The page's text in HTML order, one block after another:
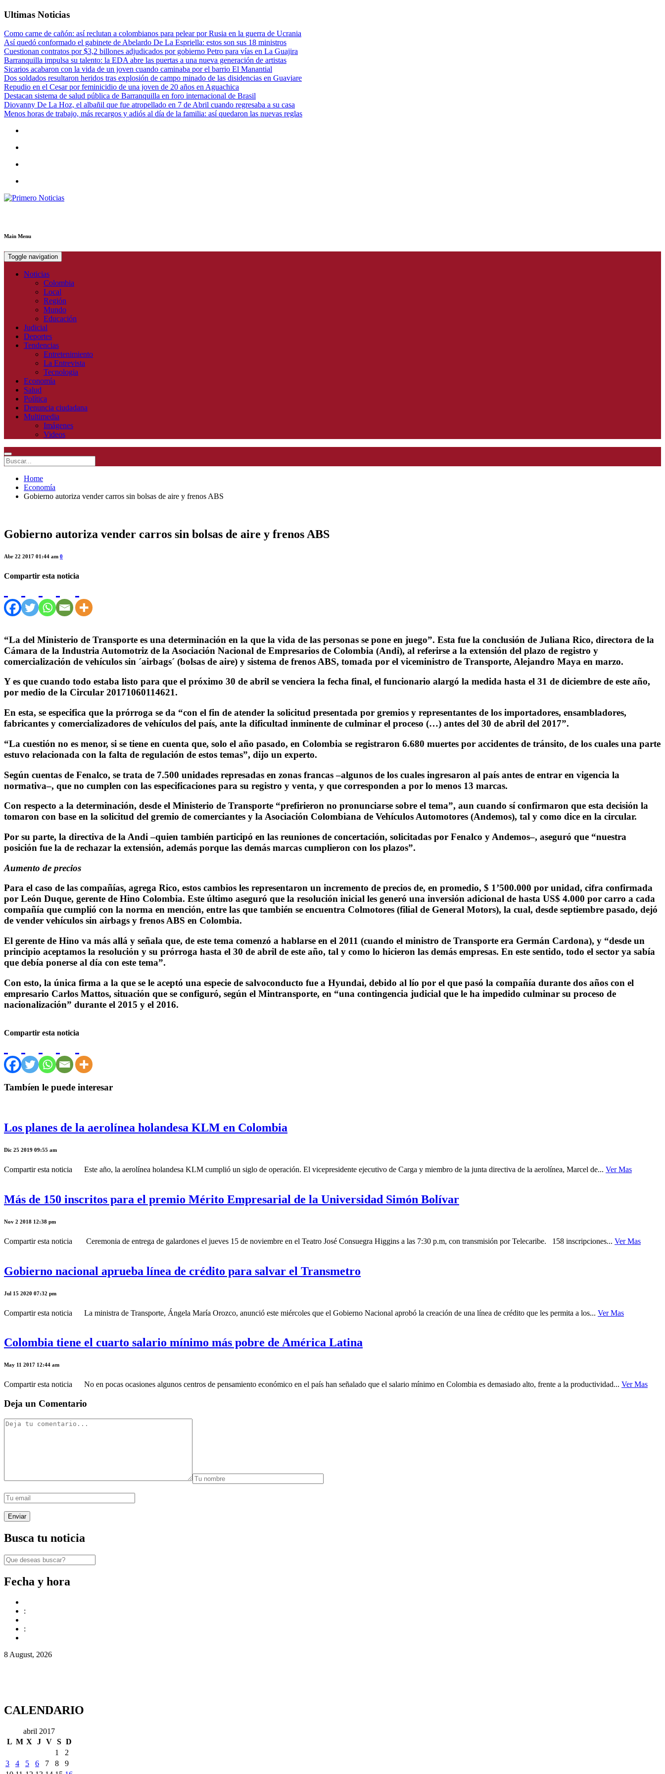
Ultimas Noticias
Como carne de cañón: así reclutan a colombianos para pelear por Rusia en la guerra de Ucrania
Así quedó conformado el gabinete de Abelardo De La Espriella: estos son sus 18 ministros
Cuestionan contratos por $3,2 billones adjudicados por gobierno Petro para vías en La Guajira
Barranquilla impulsa su talento: la EDA abre las puertas a una nueva generación de artistas
Sicarios acabaron con la vida de un joven cuando caminaba por el barrio El Manantial
Dos soldados resultaron heridos tras explosión de campo minado de las disidencias en Guaviare
Repudio en el Cesar por feminicidio de una joven de 20 años en Aguachica
Destacan sistema de salud pública de Barranquilla en foro internacional de Brasil
Diovanny De La Hoz, el albañil que fue atropellado en 7 de Abril cuando regresaba a su casa
Menos horas de trabajo, más recargos y adiós al día de la familia: así quedaron las nuevas reglas
Main Menu
Toggle navigation
Noticias
Colombia
Local
Región
Mundo
Educación
Judicial
Deportes
Tendencias
Entretenimiento
La Entrevista
Tecnologia
Economía
Salud
Política
Denuncia ciudadana
Multimedia
Imágenes
Videos
Home
Economía
Gobierno autoriza vender carros sin bolsas de aire y frenos ABS
Gobierno autoriza vender carros sin bolsas de aire y frenos ABS
Abr 22 2017 01:44 am 0
Compartir esta noticia
“La del Ministerio de Transporte es una determinación en la que la vida de las personas se pone en juego”. Esta fue la conclusión de Juliana Rico, directora de la
Cámara de la Industria Automotriz de la Asociación Nacional de Empresarios de Colombia (Andi), al referirse a la extensión del plazo de registro y
comercialización de vehículos sin ´airbags´ (bolsas de aire) y sistema de frenos ABS, tomada por el viceministro de Transporte, Alejandro Maya en marzo.
Y es que cuando todo estaba listo para que el próximo 30 de abril se venciera la fecha final, el funcionario alargó la medida hasta el 31 de diciembre de este año,
por medio de la Circular 20171060114621.
En esta, se especifica que la prórroga se da “con el fin de atender la solicitud presentada por gremios y representantes de los importadores, ensambladores,
fabricantes y comercializadores de vehículos del país, ante la dificultad inminente de culminar el proceso (…) antes del 30 de abril del 2017”.
“La cuestión no es menor, si se tiene en cuenta que, solo el año pasado, en Colombia se registraron 6.680 muertes por accidentes de tránsito, de los cuales una parte
estuvo relacionada con la falta de regulación de estos temas”, dijo un experto.
Según cuentas de Fenalco, se trata de 7.500 unidades represadas en zonas francas –algunos de los cuales ingresaron al país antes de entrar en vigencia la
normativa–, que no cumplen con las especificaciones para su registro y venta, y que corresponden a por lo menos 13 marcas.
Con respecto a la determinación, desde el Ministerio de Transporte “prefirieron no pronunciarse sobre el tema”, aun cuando sí confirmaron que esta decisión la
tomaron con base en la solicitud del gremio de comerciantes y la Asociación Colombiana de Vehículos Automotores (Andemos), tal y como dice en la circular.
Por su parte, la directiva de la Andi –quien también participó en las reuniones de concertación, solicitadas por Fenalco y Andemos–, aseguró que “nuestra
posición fue la de rechazar la extensión, además porque las demás marcas cumplieron con los plazos”.
Aumento de precios
Para el caso de las compañías, agrega Rico, estos cambios les representaron un incremento de precios de, en promedio, $ 1’500.000 por unidad, cifra confirmada
por León Duque, gerente de Hino Colombia. Este último aseguró que la resolución inicial les generó una inversión adicional de hasta US$ 4.000 por carro a cada
compañía que cumplió con la norma en mención, entre las que también se encuentra Colmotores (filial de General Motors), la cual, desde septiembre pasado, dejó
de vender vehículos sin airbags y frenos ABS en Colombia.
El gerente de Hino va más allá y señala que, de este tema comenzó a hablarse en el 2011 (cuando el ministro de Transporte era Germán Cardona), y “desde un
principio aceptamos la resolución y su prórroga hasta el 30 de abril de este año, tal y como lo hicieron las demás empresas. En este sentido, todo el sector ya sabía
que debía ponerse al día con este tema”.
Con esto, la única firma a la que se le aceptó una especie de salvoconducto fue a Hyundai, debido al lío por el que pasó la compañía durante dos años con el
empresario Carlos Mattos, situación que se configuró, según el Mintransporte, en “una contingencia judicial que le ha impedido culminar su proceso de
nacionalización” durante el 2015 y el 2016.
Compartir esta noticia
Tambíen le puede interesar
Los planes de la aerolínea holandesa KLM en Colombia
Dic 25 2019 09:55 am
Compartir esta noticia Este año, la aerolínea holandesa KLM cumplió un siglo de operación. El vicepresidente ejecutivo de Carga y miembro de la junta directiva de la aerolínea, Marcel de... Ver Mas
Más de 150 inscritos para el premio Mérito Empresarial de la Universidad Simón Bolívar
Nov 2 2018 12:38 pm
Compartir esta noticia Ceremonia de entrega de galardones el jueves 15 de noviembre en el Teatro José Consuegra Higgins a las 7:30 p.m, con transmisión por Telecaribe. 158 inscripciones... Ver Mas
Gobierno nacional aprueba línea de crédito para salvar el Transmetro
Jul 15 2020 07:32 pm
Compartir esta noticia La ministra de Transporte, Ángela María Orozco, anunció este miércoles que el Gobierno Nacional aprobó la creación de una línea de crédito que les permita a los... Ver Mas
Colombia tiene el cuarto salario mínimo más pobre de América Latina
May 11 2017 12:44 am
Compartir esta noticia No en pocas ocasiones algunos centros de pensamiento económico en el país han señalado que el salario mínimo en Colombia es demasiado alto, frente a la productividad... Ver Mas
Deja un Comentario
Busca tu noticia
Fecha y hora
:
:
8 August, 2026
CALENDARIO
abril 2017
L M X J V S D
1
2
3
4 5 6 7 8
9